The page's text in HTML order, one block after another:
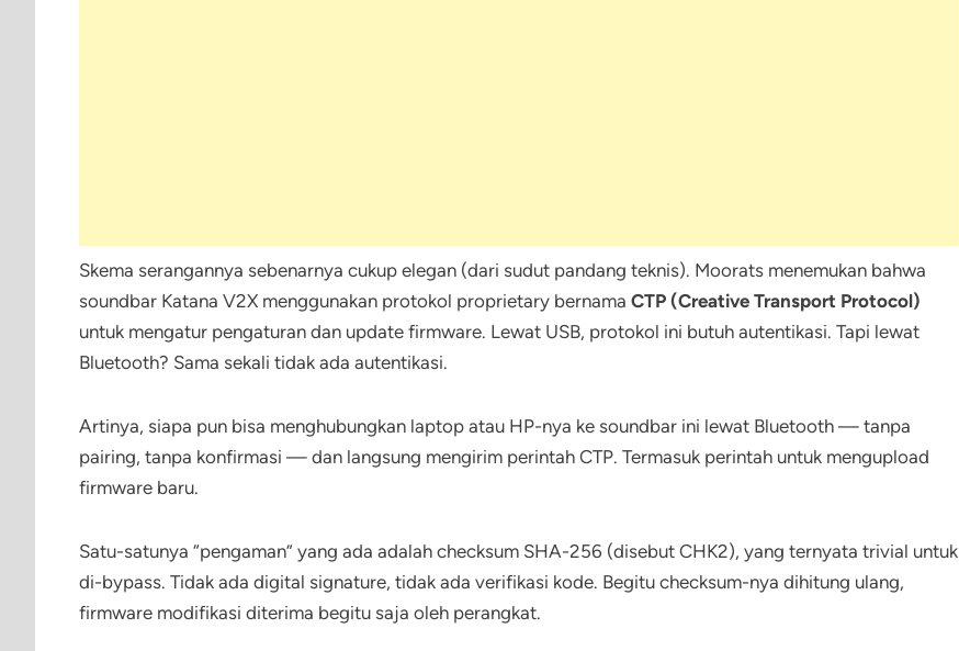
Skema serangannya sebenarnya cukup elegan (dari sudut pandang teknis). Moorats menemukan bahwa
soundbar Katana V2X menggunakan protokol proprietary bernama CTP (Creative Transport Protocol)
untuk mengatur pengaturan dan update firmware. Lewat USB, protokol ini butuh autentikasi. Tapi lewat
Bluetooth? Sama sekali tidak ada autentikasi.
Artinya, siapa pun bisa menghubungkan laptop atau HP-nya ke soundbar ini lewat Bluetooth — tanpa
pairing, tanpa konfirmasi — dan langsung mengirim perintah CTP. Termasuk perintah untuk mengupload
firmware baru.
Satu-satunya “pengaman” yang ada adalah checksum SHA-256 (disebut CHK2), yang ternyata trivial untuk
di-bypass. Tidak ada digital signature, tidak ada verifikasi kode. Begitu checksum-nya dihitung ulang,
firmware modifikasi diterima begitu saja oleh perangkat.